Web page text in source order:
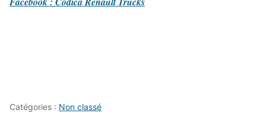
Catégories : Non classé